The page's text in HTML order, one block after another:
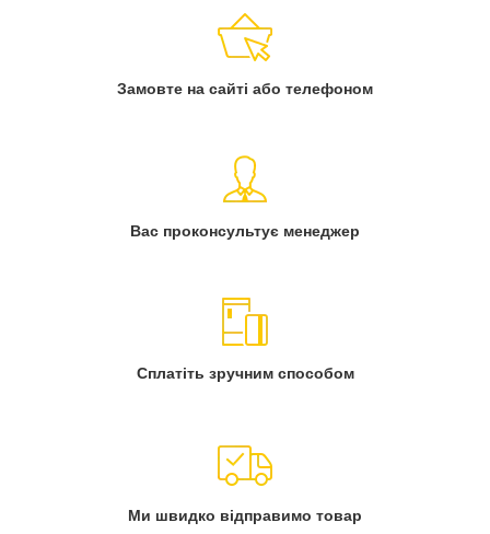
Замовте на сайті або телефоном
Вас проконсультує менеджер
Сплатіть зручним способом
Ми швидко відправимо товар